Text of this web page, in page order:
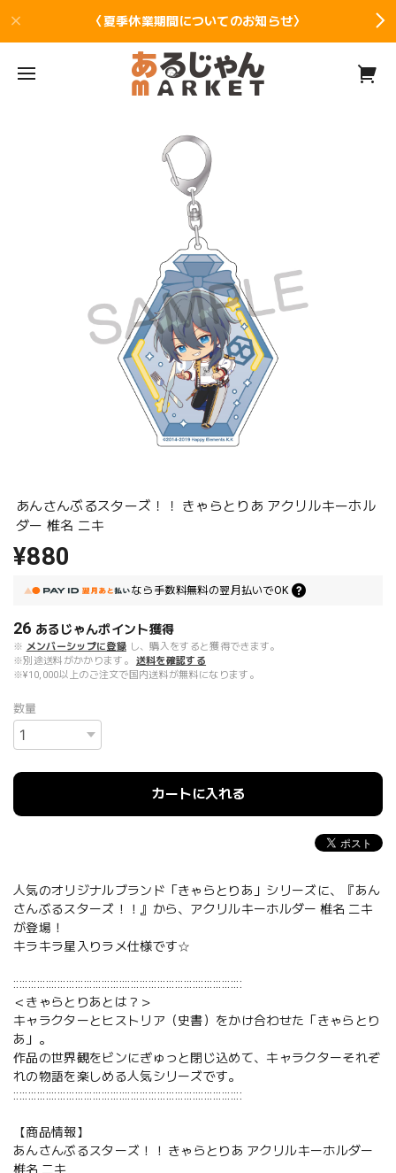
〈夏季休業期間についてのお知らせ〉
あんさんぶるスターズ！！ きゃらとりあ アクリルキーホル
ダー 椎名 ニキ
¥880
なら 手数料無料の翌月払いでOK
26 あるじゃんポイント獲得
※ メンバーシップに登録 し、購入をすると獲得できます。
※別途送料がかかります。
送料を確認する
※¥10,000以上のご注文で国内送料が無料になります。
数量
カートに入れる
人気のオリジナルブランド「きゃらとりあ」シリーズに、『あん
さんぶるスターズ！！』から、アクリルキーホルダー 椎名 ニキ
が登場！
キラキラ星入りラメ仕様です☆
::::::::::::::::::::::::::::::::::::::::::::::::::::::::::::::::::::::::::::::
＜きゃらとりあとは？＞
キャラクターとヒストリア（史書）をかけ合わせた「きゃらとり
あ」。
作品の世界観をビンにぎゅっと閉じ込めて、キャラクターそれぞ
れの物語を楽しめる人気シリーズです。
::::::::::::::::::::::::::::::::::::::::::::::::::::::::::::::::::::::::::::::
【商品情報】
あんさんぶるスターズ！！ きゃらとりあ アクリルキーホルダー
椎名 ニキ